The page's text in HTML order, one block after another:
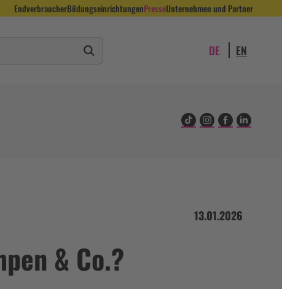
EndverbraucherBildungseinrichtungenPresseUnternehmen und Partner
Suchbegriff eingeben
Suche starten DE EN
13.01.2026
& Co.?